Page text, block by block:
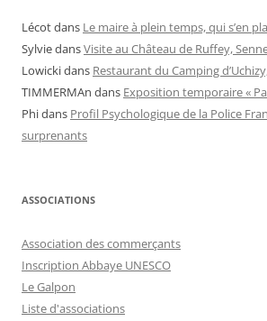
Lécotdans Le maire à plein temps, qui s’en
SylviedansVisite au Château de Ruffey,
Lowickidans Restaurant du Camping
TIMMERMAn dans Exposition temporaire «
Phidans Profil Psychologique de la Police
surprenants
ASSOCIATIONS
Association des commerçants
Inscription Abbaye UNESCO
Le Galpon
Liste d'associations